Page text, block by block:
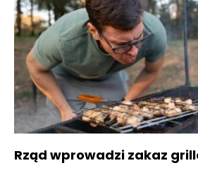
Rząd wprowadzi zakaz